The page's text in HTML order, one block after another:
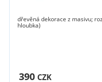
dřevěná dekorace z masivu;
hloubka)
390 CZK